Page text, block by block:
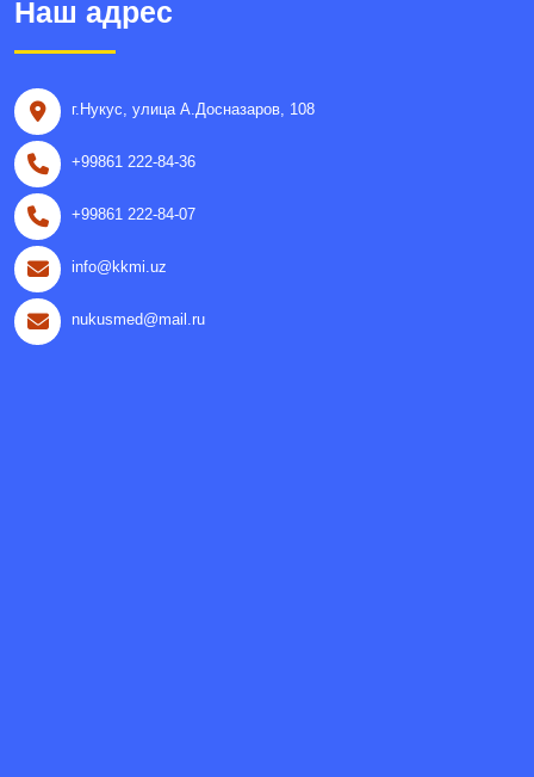
Наш адрес
г.Нукус, улица A.Досназаров, 108
+99861 222-84-36
+99861 222-84-07
info@kkmi.uz
nukusmed@mail.ru